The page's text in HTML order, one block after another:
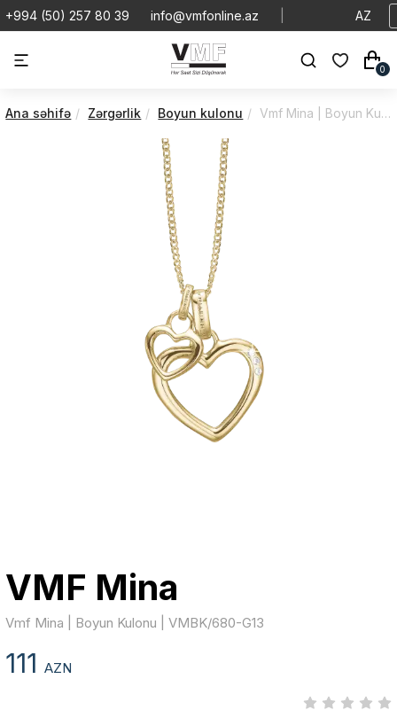
+994 (50) 257 80 39 info@vmfonline.az AZ
0
Ana səhifə Zərgərlik Boyun kulonu Vmf Mina | Boyun Kulonu | VMBK/680-G13
VMF Mina
Vmf Mina | Boyun Kulonu | VMBK/680-G13
111AZN